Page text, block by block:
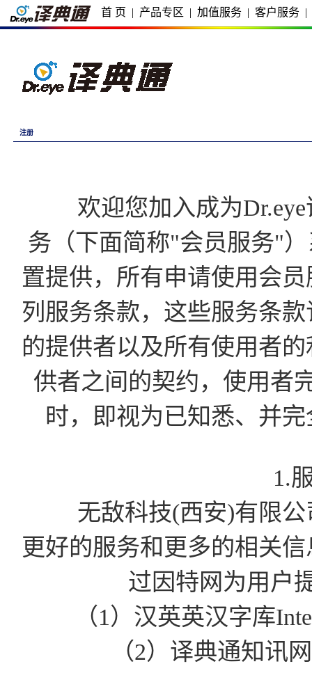
首 页 | 产品专区 | 加值服务 | 客户服务 |
注册
欢迎您加入成为Dr.eye
务（下面简称"会员服务"
置提供，所有申请使用会
列服务条款，这些服务条
的提供者以及所有使用者
供者之间的契约，使用者
时，即视为已知悉、并
1.
无敌科技(西安)有限公
更好的服务和更多的相关
过因特网为用户
（1）汉英英汉字库
（2）译典通知讯